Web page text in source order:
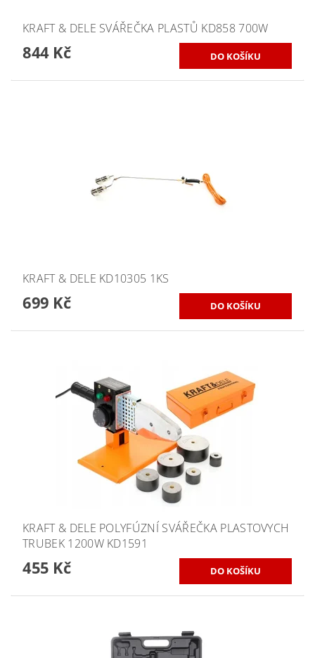
KRAFT & DELE SVÁŘEČKA PLASTŮ KD858 700W
844 Kč
KRAFT & DELE KD10305 1KS
699 Kč
KRAFT & DELE POLYFÚZNÍ SVÁŘEČKA PLASTOVYCH
TRUBEK 1200W KD1591
455 Kč